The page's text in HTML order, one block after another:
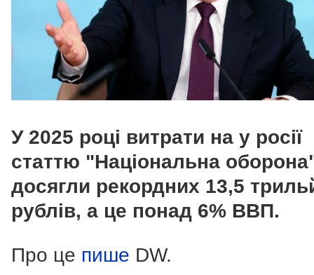
У 2025 році витрати на у росії
статтю "Національна
досягли рекордних 13,5
рублів, а це понад 6% ВВП.
Про це пише DW.